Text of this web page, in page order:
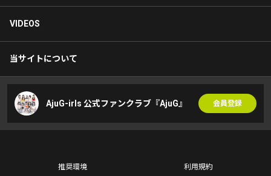
VIDEOS
当サイトについて
AjuG-irls 公式ファンクラブ『AjuG』 会員登録
推奨環境 利用規約